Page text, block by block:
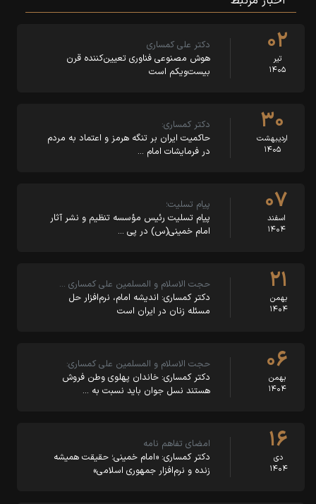
۰۲
تیر
۱۴۰۵
دکتر علی کمساری
هوش مصنوعی فناوری تعیین‌کننده قرن
بیست‌ویکم است
۳۰
اردیبهشت
۱۴۰۵
دکتر کمساری:
حاکمیت ایران بر تنگه هرمز و اعتماد به مردم
در فرمایشات امام …
۰۷
اسفند
۱۴۰۴
پیام تسلیت؛
پیام تسلیت رئیس مؤسسه تنظیم و نشر آثار
امام خمینی(س) در پی …
۲۱
بهمن
۱۴۰۴
حجت الاسلام و المسلمین علی کمساری …
دکتر کمساری: اندیشه امام، نرم‌افزار حل
مسئله زنان در ایران است
۰۶
بهمن
۱۴۰۴
حجت الاسلام و المسلمین علی کمساری:
دکتر کمساری: خاندان پهلوی وطن فروش
هستند نسل جوان باید نسبت به …
۱۶
دی
۱۴۰۴
امضای تفاهم نامه
دکتر کمساری: «امام خمینی؛ حقیقت همیشه
زنده و نرم‌افزار جمهوری اسلامی»